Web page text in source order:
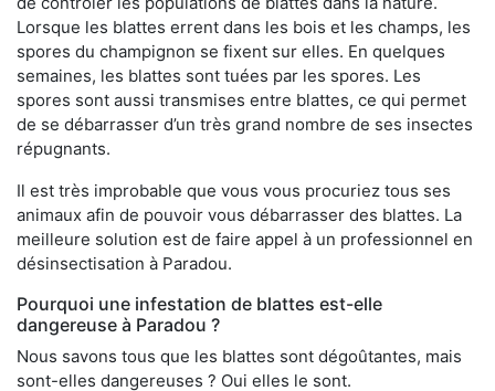
Lorsque les blattes errent dans les bois et les champs, les
spores du champignon se fixent sur elles. En quelques
semaines, les blattes sont tuées par les spores. Les
spores sont aussi transmises entre blattes, ce qui permet
de se débarrasser d’un très grand nombre de ses insectes
répugnants.
Il est très improbable que vous vous procuriez tous ses
animaux afin de pouvoir vous débarrasser des blattes. La
meilleure solution est de faire appel à un professionnel en
désinsectisation à Paradou.
Pourquoi une infestation de blattes est-elle
dangereuse à Paradou ?
Nous savons tous que les blattes sont dégoûtantes, mais
sont-elles dangereuses ? Oui elles le sont.